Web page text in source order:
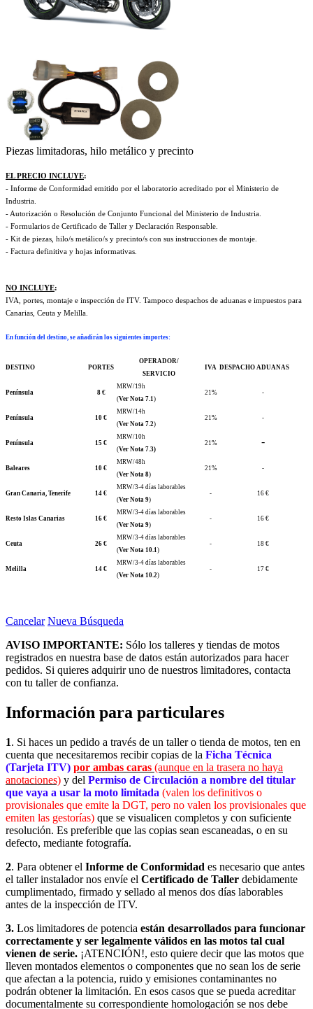
Piezas limitadoras, hilo metálico y precinto
EL PRECIO INCLUYE:
- Informe de Conformidad emitido por el laboratorio acreditado por el Ministerio de
Industria.
- Autorización o Resolución de Conjunto Funcional del Ministerio de Industria.
- Formularios de Certificado de Taller y Declaración Responsable.
- Kit de piezas, hilo/s metálico/s y precinto/s con sus instrucciones de montaje.
- Factura definitiva y hojas informativas.
NO INCLUYE:
IVA, portes, montaje e inspección de ITV. Tampoco despachos de aduanas e impuestos para
Canarias, Ceuta y Melilla.
En función del destino, se añadirán los siguientes importes:
DESTINO PORTES
OPERADOR/
SERVICIO
IVA DESPACHO ADUANAS
Península 8 €
MRW/19h
(Ver Nota 7.1)
21% -
Península 10 €
MRW/14h
(Ver Nota 7.2)
21% -
Península 15 €
MRW/10h
(Ver Nota 7.3)
21% -
Baleares 10 €
MRW/48h
(Ver Nota 8)
21% -
Gran Canaria, Tenerife 14 €
MRW/3-4 días laborables
(Ver Nota 9)
- 16 €
Resto Islas Canarias 16 €
MRW/3-4 días laborables
(Ver Nota 9)
- 16 €
Ceuta 26 €
MRW/3-4 días laborables
(Ver Nota 10.1)
- 18 €
Melilla 14 €
MRW/3-4 días laborables
(Ver Nota 10.2)
- 17 €
Cancelar Nueva Búsqueda
AVISO IMPORTANTE: Sólo los talleres y tiendas de motos
registrados en nuestra base de datos están autorizados para hacer
pedidos. Si quieres adquirir uno de nuestros limitadores, contacta
con tu taller de confianza.
Información para particulares
1. Si haces un pedido a través de un taller o tienda de motos, ten en
cuenta que necesitaremos recibir copias de la Ficha Técnica
(Tarjeta ITV) por ambas caras (aunque en la trasera no haya
anotaciones) y del Permiso de Circulación a nombre del titular
que vaya a usar la moto limitada (valen los definitivos o
provisionales que emite la DGT, pero no valen los provisionales que
emiten las gestorías) que se visualicen completos y con suficiente
resolución. Es preferible que las copias sean escaneadas, o en su
defecto, mediante fotografía.
2. Para obtener el Informe de Conformidad es necesario que antes
el taller instalador nos envíe el Certificado de Taller debidamente
cumplimentado, firmado y sellado al menos dos días laborables
antes de la inspección de ITV.
3. Los limitadores de potencia están desarrollados para funcionar
correctamente y ser legalmente válidos en las motos tal cual
vienen de serie. ¡ATENCIÓN!, esto quiere decir que las motos que
lleven montados elementos o componentes que no sean los de serie
que afectan a la potencia, ruido y emisiones contaminantes no
podrán obtener la limitación. En esos casos que se pueda acreditar
documentalmente su correspondiente homologación se nos debe